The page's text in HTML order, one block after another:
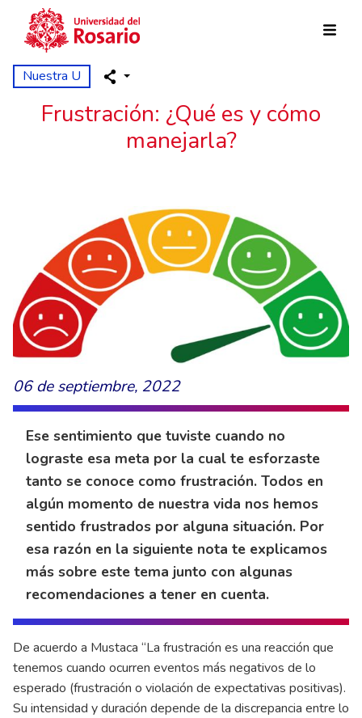
Pasar al contenido principal
Nuestra U
Frustración: ¿Qué es y cómo
manejarla?
06 de septiembre, 2022
Ese sentimiento que tuviste cuando no
lograste esa meta por la cual te esforzaste
tanto se conoce como frustración. Todos en
algún momento de nuestra vida nos hemos
sentido frustrados por alguna situación. Por
esa razón en la siguiente nota te explicamos
más sobre este tema junto con algunas
recomendaciones a tener en cuenta.
De acuerdo a Mustaca “La frustración es una reacción que
tenemos cuando ocurren eventos más negativos de lo
esperado (frustración o violación de expectativas positivas).
Su intensidad y duración depende de la discrepancia entre lo